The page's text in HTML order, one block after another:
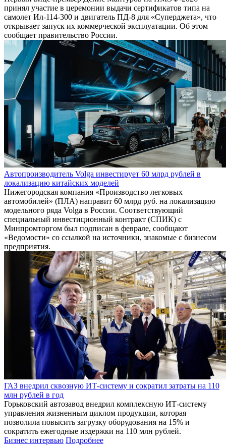
принял участие в церемонии выдачи сертификатов типа на
самолет Ил-114-300 и двигатель ПД-8 для «Суперджета», что
открывает запуск их коммерческой эксплуатации. Об этом
сообщает правительство России.
Автопроизводитель Volga инвестирует 60 млрд рублей в
локализацию китайских моделей
Нижегородская компания «Производство легковых
автомобилей» (ПЛА) направит 60 млрд руб. на локализацию
модельного ряда Volga в России. Соответствующий
специальный инвестиционный контракт (СПИК) с
Минпромторгом был подписан в феврале, сообщают
«Ведомости» со ссылкой на источники, знакомые с бизнесом
предприятия.
ГАЗ внедрил сквозную ИТ-систему и сократил затраты на 110
млн рублей в год
Горьковский автозавод внедрил комплексную ИТ-систему
управления жизненным циклом продукции, которая
позволила повысить загрузку оборудования на 15% и
сократить ежегодные издержки на 110 млн рублей.
Бизнес интервью Подробнее